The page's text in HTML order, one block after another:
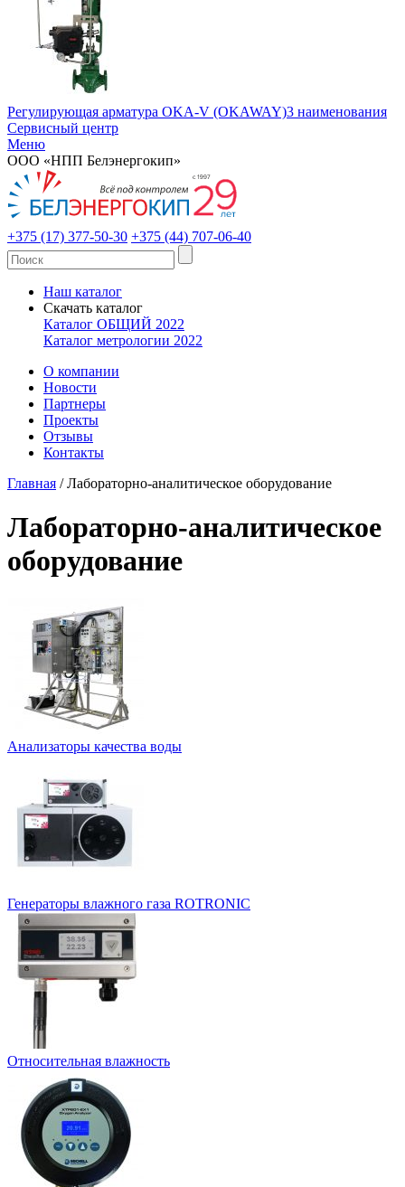
Регулирующая арматура OKA-V (OKAWAY)3 наименования
Сервисный центр
Меню
ООО «НПП Белэнергокип»
+375 (17) 377-50-30 +375 (44) 707-06-40
Наш каталог
Скачать каталог
Каталог ОБЩИЙ 2022
Каталог метрологии 2022
О компании
Новости
Партнеры
Проекты
Отзывы
Контакты
Главная / Лабораторно-аналитическое оборудование
Лабораторно-аналитическое
оборудование
Анализаторы качества воды
Генераторы влажного газа ROTRONIC
Относительная влажность